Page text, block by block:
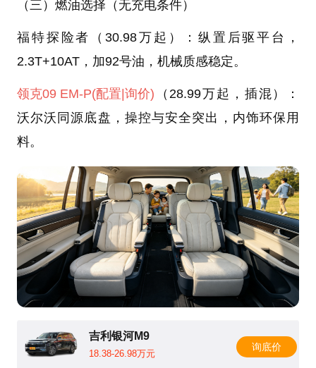
（三）燃油选择（无充电条件）
福特探险者（30.98万起）：纵置后驱平台，
2.3T+10AT，加92号油，机械质感稳定。
领克09 EM-P(配置 |询价) （28.99万起，插混）：
沃尔沃同源底盘，操控与安全突出，内饰环保用
料。
吉利银河M9
18.38-26.98万元
询底价